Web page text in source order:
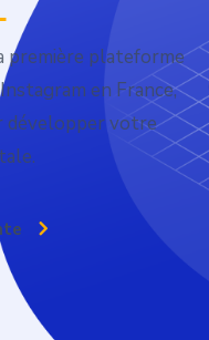
première plateforme
en France,
développer votre